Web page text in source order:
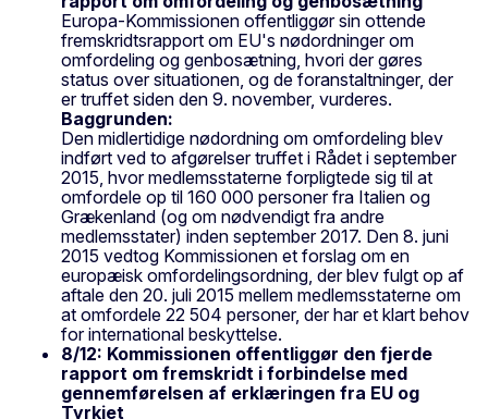
Europa-Kommissionen offentliggør sin ottende
fremskridtsrapport om EU's nødordninger om
omfordeling og genbosætning, hvori der gøres
status over situationen, og de foranstaltninger, der
er truffet siden den 9. november, vurderes.
Baggrunden:
Den midlertidige nødordning om omfordeling blev
indført ved to afgørelser truffet i Rådet i september
2015, hvor medlemsstaterne forpligtede sig til at
omfordele op til 160 000 personer fra Italien og
Grækenland (og om nødvendigt fra andre
medlemsstater) inden september 2017. Den 8. juni
2015 vedtog Kommissionen et forslag om en
europæisk omfordelingsordning, der blev fulgt op af
aftale den 20. juli 2015 mellem medlemsstaterne om
at omfordele 22 504 personer, der har et klart behov
for international beskyttelse.
8/12: Kommissionen offentliggør den fjerde
rapport om fremskridt i forbindelse med
gennemførelsen af erklæringen fra EU og
Tyrkiet